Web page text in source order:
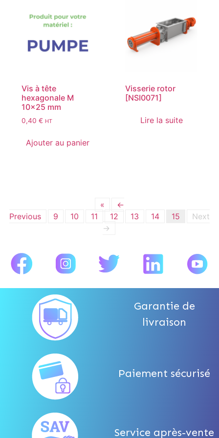
Vis à tête
hexagonale M
10×25 mm
0,40 € HT
Ajouter au panier
Visserie rotor
[NSI0071]
Lire la suite
«
←
Previous
9 10 11 12 13 14 15
Next
→
Garantie de
livraison
Paiement sécurisé
Service après-vente